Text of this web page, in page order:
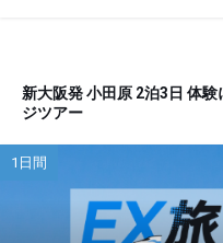
新大阪発 小田原 2泊3日 体
ジツアー
1日間